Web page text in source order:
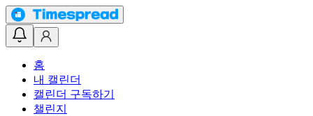
홈
내 캘린더
캘린더 구독하기
챌린지